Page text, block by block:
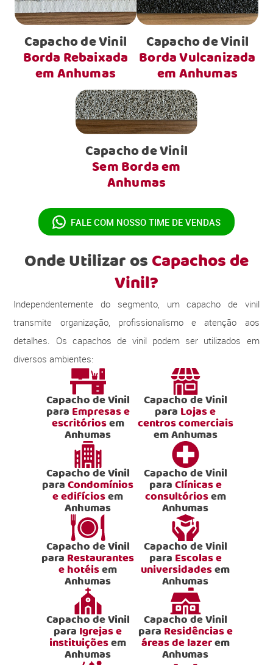
Capacho de Vinil
Borda Rebaixada
em Anhumas
Capacho de Vinil
Borda Vulcanizada
em Anhumas
Capacho de Vinil
Sem Borda em
Anhumas
FALE COM NOSSO TIME DE VENDAS
Onde Utilizar osCapachos de
Vinil?
Independentemente do segmento, um capacho de vinil
transmite organização, profissionalismo e atenção aos
detalhes. Os capachos de vinil podem ser utilizados em
diversos ambientes:
Capacho de Vinil
para Empresas e
escritóriosem
Anhumas
Capacho de Vinil
para Lojas e
centros comerciais
em Anhumas
Capacho de Vinil
paraCondomínios
e edifíciosem
Anhumas
Capacho de Vinil
paraClínicas e
consultóriosem
Anhumas
Capacho de Vinil
para Restaurantes
e hotéisem
Anhumas
Capacho de Vinil
para Escolas e
universidadesem
Anhumas
Capacho de Vinil
para Igrejas e
instituiçõesem
Anhumas
Capacho de Vinil
para Residências e
áreas de lazerem
Anhumas